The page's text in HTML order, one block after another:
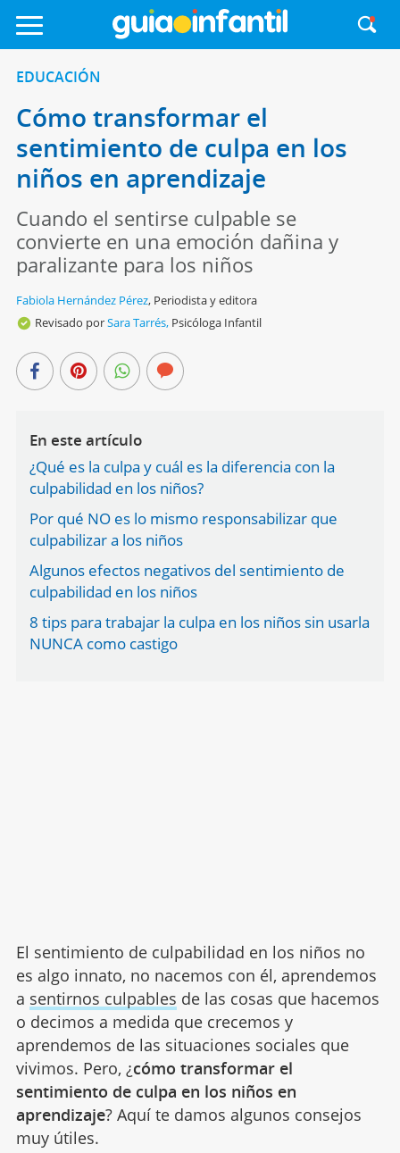
EDUCACIÓN
Cómo transformar el
sentimiento de culpa en los
niños en aprendizaje
Cuando el sentirse culpable se
convierte en una emoción dañina y
paralizante para los niños
Fabiola Hernández Pérez, Periodista y editora
Revisado porSara Tarrés, Psicóloga Infantil
En este artículo
¿Qué es la culpa y cuál es la diferencia con la
culpabilidad en los niños?
Por qué NO es lo mismo responsabilizar que
culpabilizar a los niños
Algunos efectos negativos del sentimiento de
culpabilidad en los niños
8 tips para trabajar la culpa en los niños sin usarla
NUNCA como castigo
El sentimiento de culpabilidad en los niños no
es algo innato, no nacemos con él, aprendemos
a sentirnos culpables de las cosas que hacemos
o decimos a medida que crecemos y
aprendemos de las situaciones sociales que
vivimos. Pero, ¿cómo transformar el
sentimiento de culpa en los niños en
aprendizaje? Aquí te damos algunos consejos
muy útiles.